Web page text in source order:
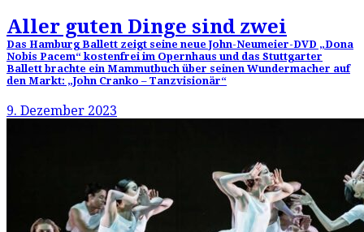
Aller guten Dinge sind zwei
Das Hamburg Ballett zeigt seine neue John-Neumeier-DVD „Dona
Nobis Pacem“ kostenfrei im Opernhaus und das Stuttgarter
Ballett brachte ein Mammutbuch über seinen Wundermacher auf
den Markt: „John Cranko – Tanzvisionär“
9. Dezember 2023